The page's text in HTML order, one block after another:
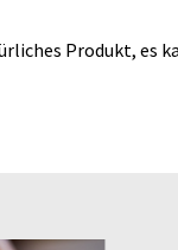
Produkt, es